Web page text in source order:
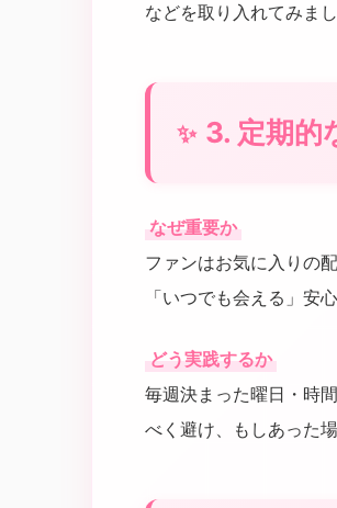
などを取り入れてみま
3. 定期的
なぜ重要か
ファンはお気に入りの
「いつでも会える」安
どう実践するか
毎週決まった曜日・時
べく避け、もしあった